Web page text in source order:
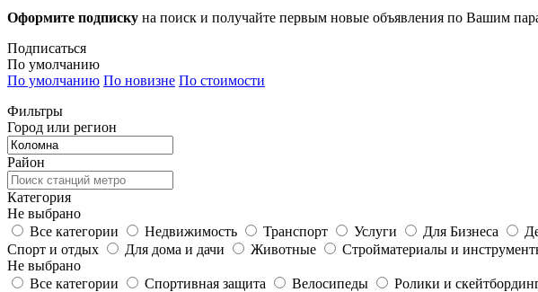
Оформите подписку на поиск и получайте первым новые объявления по Вашим
Подписаться
По умолчанию
По умолчанию По новизне По стоимости
Фильтры
Город или регион
Район
Категория
Не выбрано
Все категории
Недвижимость Транспорт Услуги Для Бизнеса
Спорт и отдых
Для дома и дачи Животные Стройматериалы и
Не выбрано
Все категории
Спортивная защита Велосипеды Ролики и